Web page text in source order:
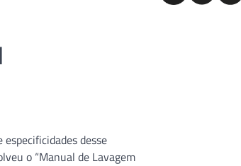
desse
o “Manual de Lavagem